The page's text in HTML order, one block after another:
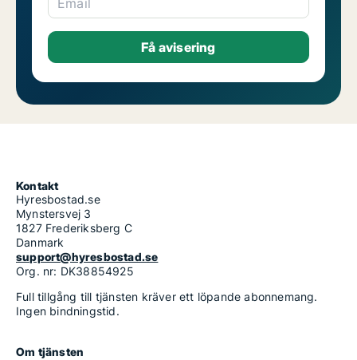
Email
Kontakt
Hyresbostad.se
Mynstersvej 3
1827 Frederiksberg C
Danmark
support@hyresbostad.se
Org. nr: DK38854925
Full tillgång till tjänsten kräver ett löpande abonnemang.
Ingen bindningstid.
Om tjänsten